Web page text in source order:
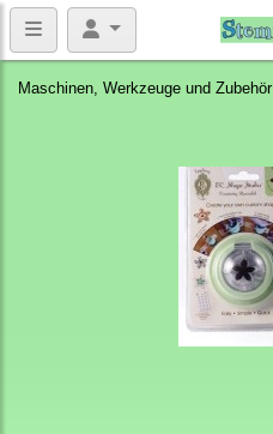
Maschinen, Werkzeuge und Zubehör